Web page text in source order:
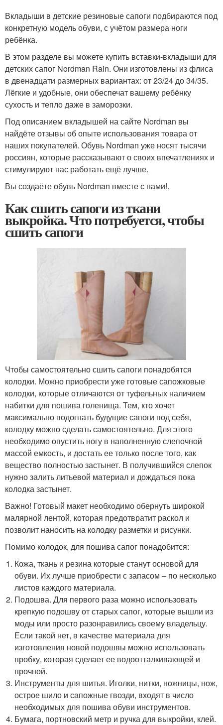
Вкладыши в детские резиновые сапоги подбираются под
конкретную модель обуви, с учётом размера ноги
ребёнка.
В этом разделе вы можете купить вставки-вкладыши для
детских сапог Nordman Rain. Они изготовлены из флиса
в двенадцати размерных вариантах: от 23/24 до 34/35.
Лёгкие и удобные, они обеспечат вашему ребёнку
сухость и тепло даже в заморозки.
Под описанием вкладышей на сайте Nordman вы
найдёте отзывы об опыте использования товара от
наших покупателей. Обувь Nordman уже носят тысячи
россиян, которые рассказывают о своих впечатлениях и
стимулируют нас работать ещё лучше.
Вы создаёте обувь Nordman вместе с нами!.
Как сшить сапоги из ткани
выкройка. Что потребуется, чтобы
сшить сапоги
Чтобы самостоятельно сшить сапоги понадобятся
колодки. Можно приобрести уже готовые сапожковые
колодки, которые отличаются от туфельных наличием
набитки для пошива голенища. Тем, кто хочет
максимально подогнать будущие сапоги под себя,
колодку можно сделать самостоятельно. Для этого
необходимо опустить ногу в наполненную слепочной
массой емкость, и достать ее только после того, как
вещество полностью застынет. В получившийся слепок
нужно залить литьевой материал и дождаться пока
колодка застынет.
Важно! Готовый макет необходимо обернуть широкой
малярной лентой, которая предотвратит раскол и
позволит наносить на колодку разметки и рисунки.
Помимо колодок, для пошива сапог понадобится:
Кожа, ткань и резина которые станут основой для
обуви. Их лучше приобрести с запасом – по несколько
листов каждого материала.
Подошва. Для первого раза можно использовать
крепкую подошву от старых сапог, которые вышли из
моды или просто разонравились своему владельцу.
Если такой нет, в качестве материала для
изготовления новой подошвы можно использовать
пробку, которая сделает ее водоотталкивающей и
прочной.
Инструменты для шитья. Иголки, нитки, ножницы, нож,
острое шило и сапожные гвозди, входят в число
необходимых для пошива обуви инструментов.
Бумага, портновский метр и ручка для выкройки, клей.